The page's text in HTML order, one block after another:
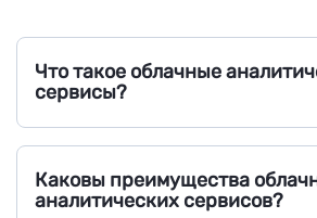
Что такое облачные
сервисы?
Каковы преимущества
аналитических сервисов?